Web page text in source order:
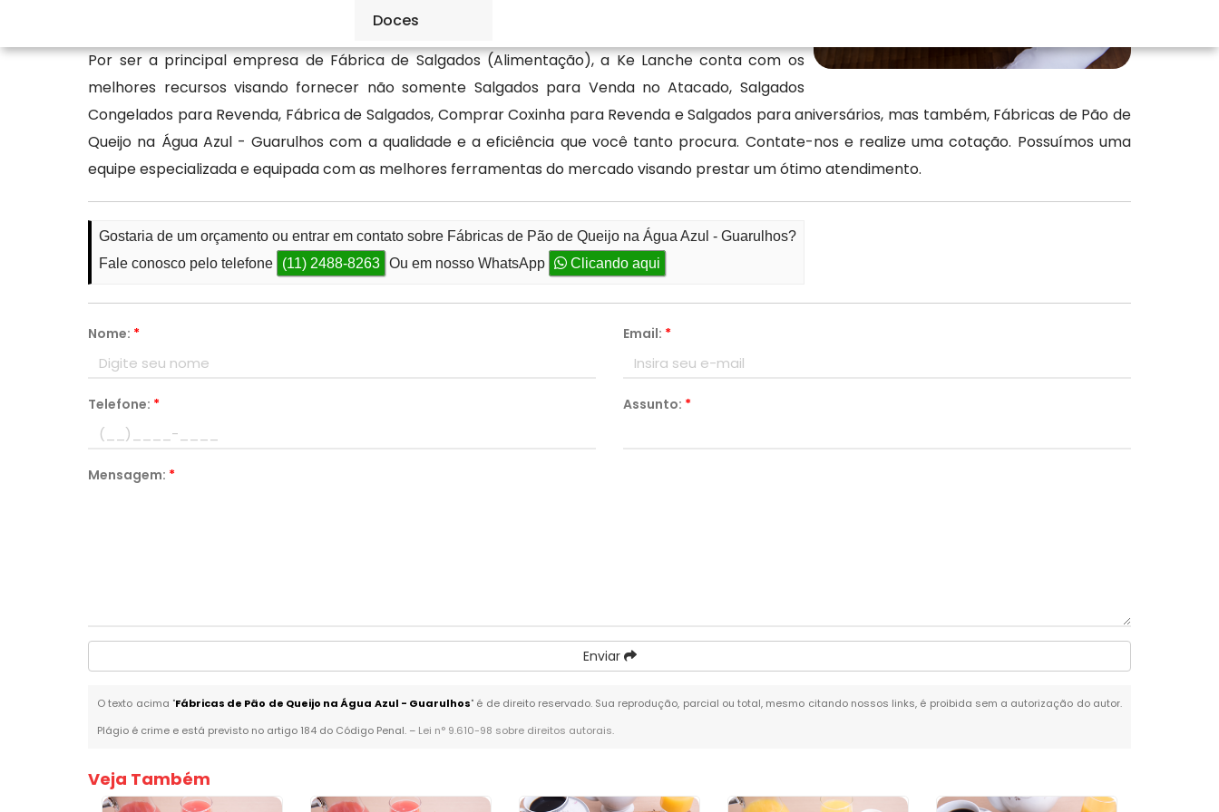
Doces
Por ser a principal empresa de Fábrica de Salgados (Alimentação), a Ke Lanche conta com os
melhores recursos visando fornecer não somente Salgados para Venda no Atacado, Salgados
Congelados para Revenda, Fábrica de Salgados, Comprar Coxinha para Revenda e Salgados para aniversários, mas também, Fábricas de Pão de
Queijo na Água Azul - Guarulhos com a qualidade e a eficiência que você tanto procura. Contate-nos e realize uma cotação. Possuímos uma
equipe especializada e equipada com as melhores ferramentas do mercado visando prestar um ótimo atendimento.
Gostaria de um orçamento ou entrar em contato sobre Fábricas de Pão de Queijo na Água Azul - Guarulhos?
Fale conosco pelo telefone
(11) 2488-8263 Ou em nosso WhatsApp Clicando aqui
Nome: * Email: *
Telefone: * Assunto: *
Mensagem: *
Enviar
O texto acima "Fábricas de Pão de Queijo na Água Azul - Guarulhos" é de direito reservado. Sua reprodução, parcial ou total, mesmo citando nossos links, é proibida sem a autorização do autor.
Plágio é crime e está previsto no artigo 184 do Código Penal. – Lei n° 9.610-98 sobre direitos autorais.
Veja Também